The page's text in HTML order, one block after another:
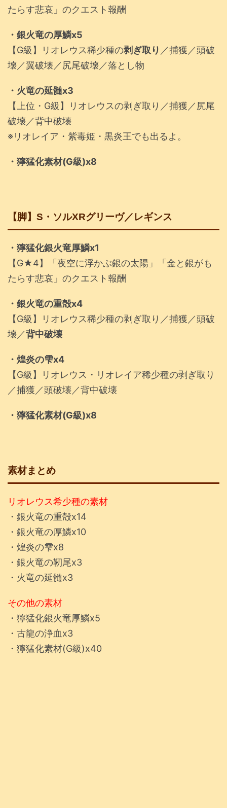
たらす悲哀」のクエスト報酬
・銀火竜の厚鱗x5
【G級】リオレウス稀少種の剥ぎ取り ／捕獲／頭破
壊／翼破壊／尻尾破壊／落とし物
・火竜の延髄x3
【上位・G級】リオレウスの剥ぎ取り／捕獲／尻尾
破壊／背中破壊
※リオレイア・紫毒姫・黒炎王でも出るよ。
・獰猛化素材(G級)x8
【脚】S・ソルXRグリーヴ／レギンス
・獰猛化銀火竜厚鱗x1
【G★4】「夜空に浮かぶ銀の太陽」「金と銀がも
たらす悲哀」のクエスト報酬
・銀火竜の重殻x4
【G級】リオレウス稀少種の剥ぎ取り／捕獲／頭破
壊／背中破壊
・煌炎の雫x4
【G級】リオレウス・リオレイア稀少種の剥ぎ取り
／捕獲／頭破壊／背中破壊
・獰猛化素材(G級)x8
素材まとめ
リオレウス希少種の素材
・銀火竜の重殻x14
・銀火竜の厚鱗x10
・煌炎の雫x8
・銀火竜の靭尾x3
・火竜の延髄x3
その他の素材
・獰猛化銀火竜厚鱗x5
・古龍の浄血x3
・獰猛化素材(G級)x40